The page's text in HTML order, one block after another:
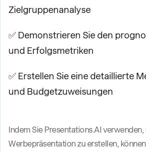
Zielgruppenanalyse
✅ Demonstrieren Sie den
und Erfolgsmetriken
✅ Erstellen Sie eine detaillierte
und Budgetzuweisungen
Indem Sie Presentations.AI verwenden,
Werbepräsentation zu erstellen,